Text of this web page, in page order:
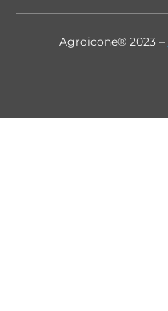
Agroicone® 2023 –